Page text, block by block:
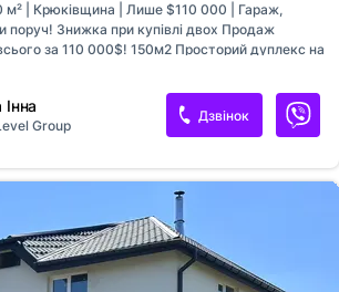
м² | Крюківщина | Лише $110 000 | Гараж,
поруч! Знижка при купівлі двох Продаж
за 110 000$! 150м2 Просторий дуплекс на
✔ септик Планування: • 4 житлові кімнати
• 2 санвузли • затишна тераса • гараж •
сходами Є можливість придбати одразу два
знижкою! Ідеальне рішення для: 👨👩
та батьків, які хочуть жити поруч; 👭 двох
які мріють бути сусідами. Пишіть,
Group
Дзвінок